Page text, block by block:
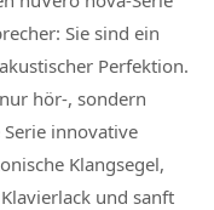
Sie sind ein
Perfektion.
hör-, sondern
innovative
Klangsegel,
und sanft